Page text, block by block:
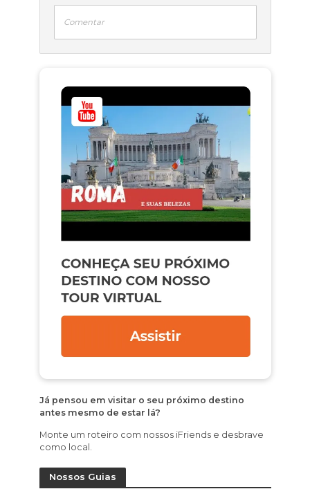
Comentar
Já pensou em visitar o seu próximo destino
antes mesmo de estar lá?
Monte um roteiro com nossos iFriends e desbrave
como local.
Nossos Guias